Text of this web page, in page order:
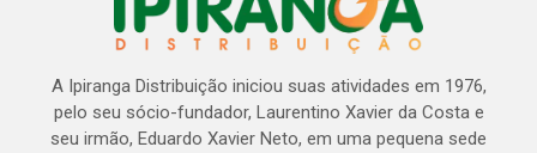
A Ipiranga Distribuição iniciou suas atividades em 1976,
pelo seu sócio-fundador, Laurentino Xavier da Costa e
seu irmão, Eduardo Xavier Neto, em uma pequena sede